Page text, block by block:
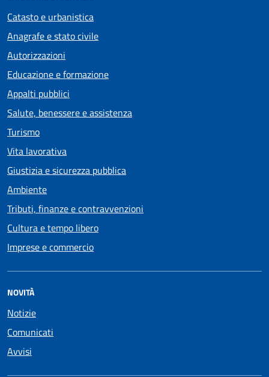
Catasto e urbanistica
Anagrafe e stato civile
Autorizzazioni
Educazione e formazione
Appalti pubblici
Salute, benessere e assistenza
Turismo
Vita lavorativa
Giustizia e sicurezza pubblica
Ambiente
Tributi, finanze e contravvenzioni
Cultura e tempo libero
Imprese e commercio
NOVITÀ
Notizie
Comunicati
Avvisi